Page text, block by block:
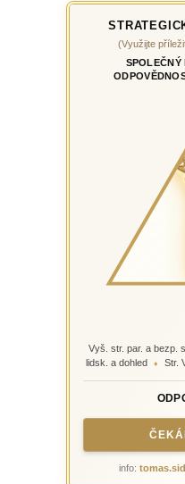
(Využijte
SPOLEČNÝ
Vyš. str. par. a bezp.
lidsk. a dohled
♦ Str.
info: